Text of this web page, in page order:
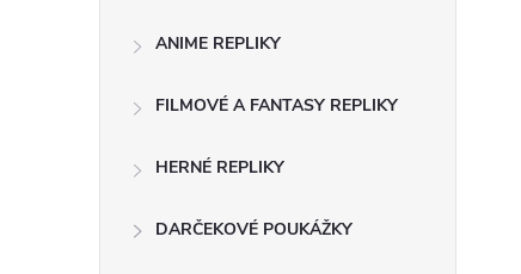
ANIME REPLIKY
FILMOVÉ A FANTASY REPLIKY
HERNÉ REPLIKY
DARČEKOVÉ POUKÁŽKY